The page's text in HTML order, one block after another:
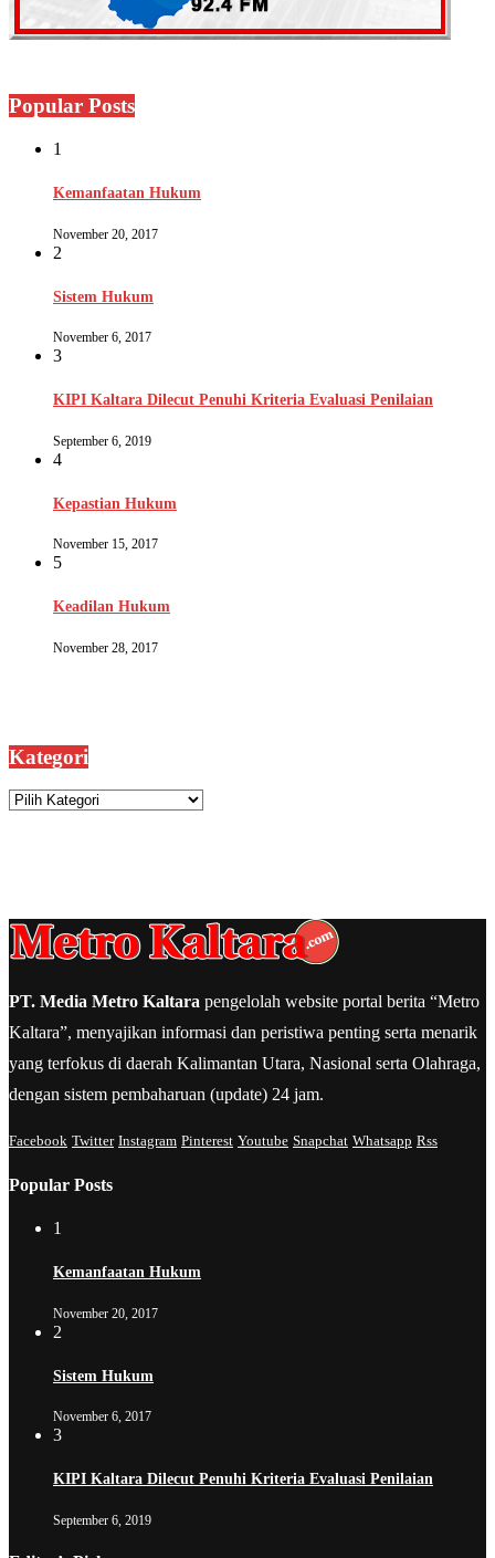
Popular Posts
1
Kemanfaatan Hukum
November 20, 2017
2
Sistem Hukum
November 6, 2017
3
KIPI Kaltara Dilecut Penuhi Kriteria Evaluasi Penilaian
September 6, 2019
4
Kepastian Hukum
November 15, 2017
5
Keadilan Hukum
November 28, 2017
Kategori
Kategori
PT. Media Metro Kaltara pengelolah website portal berita “Metro
Kaltara”, menyajikan informasi dan peristiwa penting serta menarik
yang terfokus di daerah Kalimantan Utara, Nasional serta Olahraga,
dengan sistem pembaharuan (update) 24 jam.
Facebook Twitter Instagram Pinterest Youtube Snapchat Whatsapp Rss
Popular Posts
1
Kemanfaatan Hukum
November 20, 2017
2
Sistem Hukum
November 6, 2017
3
KIPI Kaltara Dilecut Penuhi Kriteria Evaluasi Penilaian
September 6, 2019